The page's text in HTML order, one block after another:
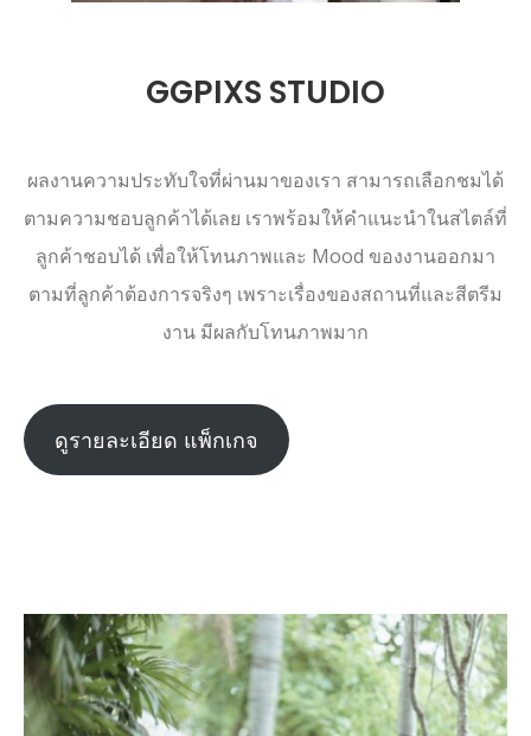
GGPIXS STUDIO
ผลงานความประทับใจที่ผ่านมาของเรา สามารถเลือกชมได้
ตามความชอบลูกค้าได้เลย เราพร้อมให้คำแนะนำในสไตล์ที่
ลูกค้าชอบได้ เพื่อให้โทนภาพและ Mood ของงานออกมา
ตามที่ลูกค้าต้องการจริงๆ เพราะเรื่องของสถานที่และสีตรีม
งาน มีผลกับโทนภาพมาก
ดูรายละเอียด แพ็กเกจ